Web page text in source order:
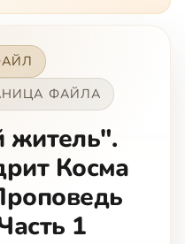
ФАЙЛА
житель".
Косма
1